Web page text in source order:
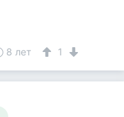
8 лет 1